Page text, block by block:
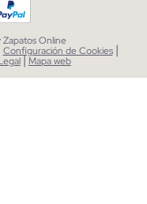
Zapatos Online
Configuración de Cookies |
| Mapa web